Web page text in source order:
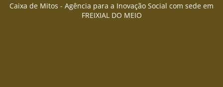
Caixa de Mitos - Agência para a Inovação Social com sede em
FREIXIAL DO MEIO